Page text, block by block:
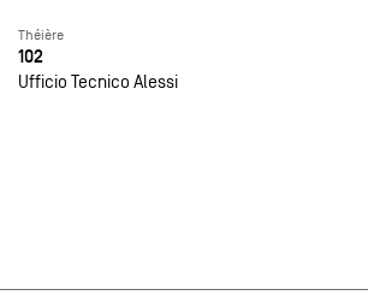
Théière
102
Ufficio Tecnico Alessi